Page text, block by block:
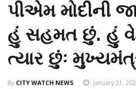
પીએમ મોદીની
હું સહમત છું. હું
ત્યાર છુંઃ
By CITY WATCH NEWS January 21,